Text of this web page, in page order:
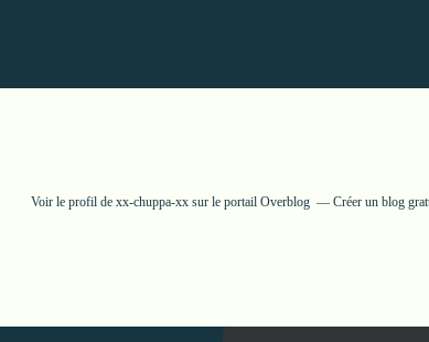
Voir le profil de xx-chuppa-xxsur le portail Overblog Créer un blog